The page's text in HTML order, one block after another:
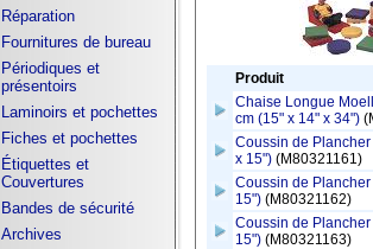
Réparation
Fournitures de bureau
Périodiques et
présentoirs
Laminoirs et pochettes
Fiches et pochettes
Étiquettes et
Couvertures
Bandes de sécurité
Archives
Produit
Chaise Longue
cm (15" x 14" x 34")
Coussin de
x 15") (M80321161)
Coussin de
15") (M80321162)
Coussin de Plancher
15") (M80321163)